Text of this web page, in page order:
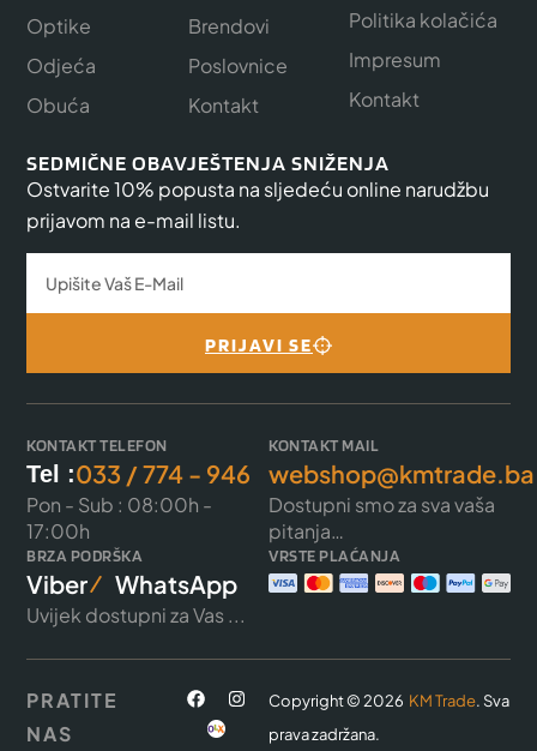
Optike
Odjeća
Obuća
Brendovi
Poslovnice
Kontakt
Politika kolačića
Impresum
Kontakt
SEDMIČNE OBAVJEŠTENJA SNIŽENJA
Ostvarite 10% popusta na sljedeću online narudžbu
prijavom na e-mail listu.
PRIJAVI SE
KONTAKT TELEFON
Tel :033 / 774 - 946
Pon - Sub : 08:00h -
17:00h
KONTAKT MAIL
webshop@kmtrade.ba
Dostupni smo za sva vaša
pitanja…
BRZA PODRŠKA
Viber WhatsApp
Uvijek dostupni za Vas ...
VRSTE PLAĆANJA
Copyright © 2026 KM Trade. Sva
prava zadržana.
PRATITE
NAS